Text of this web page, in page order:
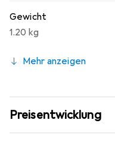
Gewicht
1.20 kg
Mehr anzeigen
Preisentwicklung